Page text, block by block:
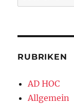
nach:
RUBRIKEN
AD HOC
Allgemein